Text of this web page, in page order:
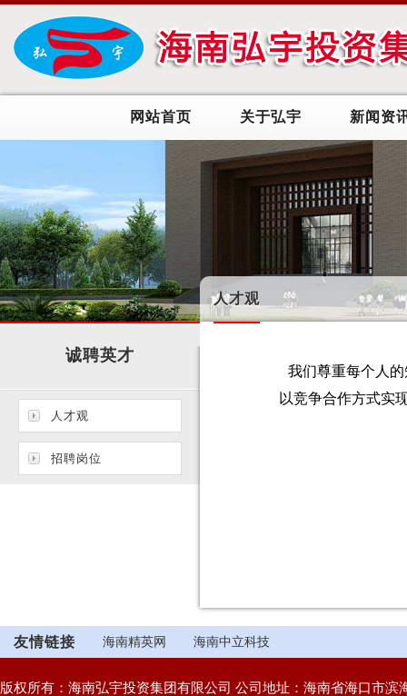
网站首页 关于弘宇 新闻资
人才观
诚聘英才
人才观
招聘岗位
我们尊重每个人
以竞争合作方式实
友情链接 海南精英网 海南中立科技
版权所有：海南弘宇投资集团有限公司 公司地址：海南省海口市滨